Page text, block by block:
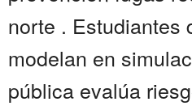
norte . Estudiantes
modelan en
pública evalúa